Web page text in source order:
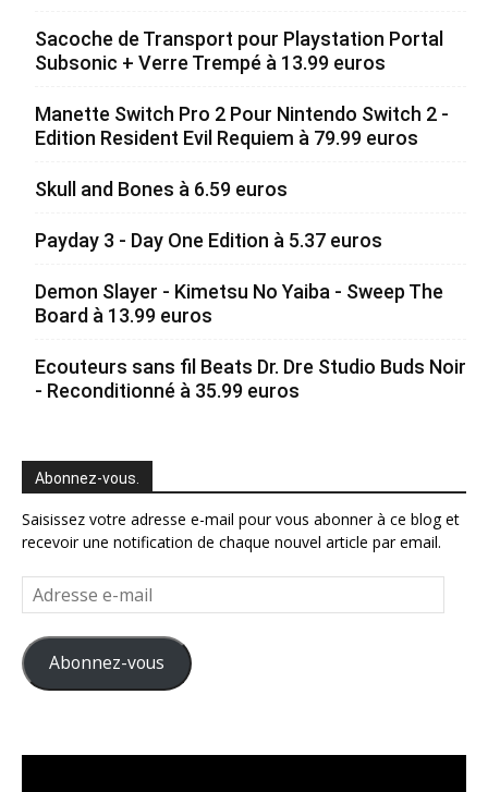
Sacoche de Transport pour Playstation Portal
Subsonic + Verre Trempé à 13.99 euros
Manette Switch Pro 2 Pour Nintendo Switch 2 -
Edition Resident Evil Requiem à 79.99 euros
Skull and Bones à 6.59 euros
Payday 3 - Day One Edition à 5.37 euros
Demon Slayer - Kimetsu No Yaiba - Sweep The
Board à 13.99 euros
Ecouteurs sans fil Beats Dr. Dre Studio Buds Noir
- Reconditionné à 35.99 euros
Abonnez-vous.
Saisissez votre adresse e-mail pour vous abonner à ce blog et
recevoir une notification de chaque nouvel article par email.
Adresse
e-
mail
Abonnez-vous